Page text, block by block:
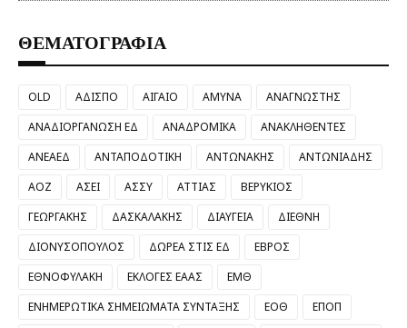
ΘΕΜΑΤΟΓΡΑΦΙΑ
OLD ΑΔΙΣΠΟ ΑΙΓΑΙΟ ΑΜΥΝΑ
ΑΝΑΓΝΩΣΤΗΣ
ΑΝΑΔΙΟΡΓΑΝΩΣΗ ΕΔ
ΑΝΑΔΡΟΜΙΚΑ
ΑΝΑΚΛΗΘΕΝΤΕΣ
ΑΝΕΑΕΔ
ΑΝΤΑΠΟΔΟΤΙΚΗ ΑΝΤΩΝΑΚΗΣ
ΑΝΤΩΝΙΑΔΗΣ
ΑΟΖ
ΑΣΕΙ ΑΣΣΥ ΑΤΤΙΑΣ
ΒΕΡΥΚΙΟΣ
ΓΕΩΡΓΑΚΗΣ
ΔΑΣΚΑΛΑΚΗΣ ΔΙΑΥΓΕΙΑ
ΔΙΕΘΝΗ
ΔΙΟΝΥΣΟΠΟΥΛΟΣ
ΔΩΡΕΑ ΣΤΙΣ ΕΔ
ΕΒΡΟΣ
ΕΘΝΟΦΥΛΑΚΗ
ΕΚΛΟΓΕΣ ΕΑΑΣ
ΕΜΘ
ΕΝΗΜΕΡΩΤΙΚΑ ΣΗΜΕΙΩΜΑΤΑ ΣΥΝΤΑΞΗΣ
ΕΟΘ
ΕΠΟΠ